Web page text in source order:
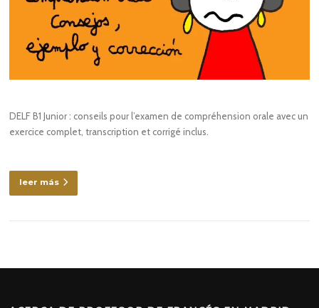
DELF B1 Junior : conseils pour l’examen de compréhension orale avec un
exercice complet, transcription et corrigé inclus.
leer más